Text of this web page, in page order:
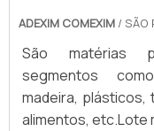
ADEXIM COMEXIM / SÃO
São matérias
segmentos
madeira, plásticos,
alimentos, etc.Lote